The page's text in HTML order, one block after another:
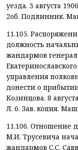
уезда. 3 августа
2об. Подлинник.
11.105.
должность
жандармов
управления
донести о
Козинцова. 8
Л. 6. Зав. копия.
11.106. Отношение
М.И. Трусевича
жандармов С.С.